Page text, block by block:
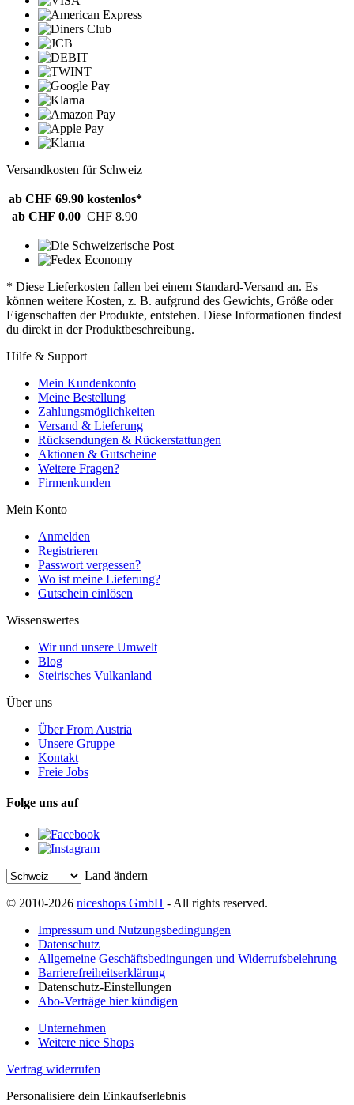
Versandkosten für Schweiz
ab CHF 69.90 kostenlos*
ab CHF 0.00 CHF 8.90
* Diese Lieferkosten fallen bei einem Standard-Versand an. Es
können weitere Kosten, z. B. aufgrund des Gewichts, Größe oder
Eigenschaften der Produkte, entstehen. Diese Informationen findest
du direkt in der Produktbeschreibung.
Hilfe & Support
Mein Kundenkonto
Meine Bestellung
Zahlungsmöglichkeiten
Versand & Lieferung
Rücksendungen & Rückerstattungen
Aktionen & Gutscheine
Weitere Fragen?
Firmenkunden
Mein Konto
Anmelden
Registrieren
Passwort vergessen?
Wo ist meine Lieferung?
Gutschein einlösen
Wissenswertes
Wir und unsere Umwelt
Blog
Steirisches Vulkanland
Über uns
Über From Austria
Unsere Gruppe
Kontakt
Freie Jobs
Folge uns auf
Land ändern
© 2010-2026 niceshops GmbH - All rights reserved.
Impressum und Nutzungsbedingungen
Datenschutz
Allgemeine Geschäftsbedingungen und Widerrufsbelehrung
Barrierefreiheitserklärung
Datenschutz-Einstellungen
Abo-Verträge hier kündigen
Unternehmen
Weitere nice Shops
Vertrag widerrufen
Personalisiere dein Einkaufserlebnis